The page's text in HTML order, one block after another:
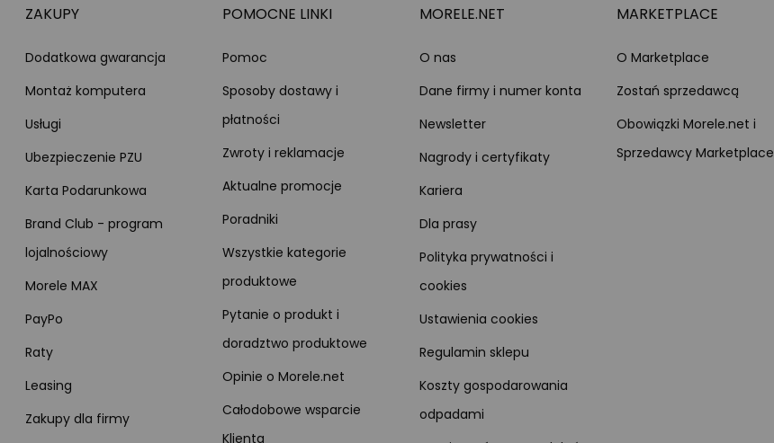
ZAKUPY
Dodatkowa gwarancja
Montaż komputera
Usługi
Ubezpieczenie PZU
Karta Podarunkowa
Brand Club - program
lojalnościowy
Morele MAX
PayPo
Raty
Leasing
Zakupy dla firmy
POMOCNE LINKI
Pomoc
Sposoby dostawy i
płatności
Zwroty i reklamacje
Aktualne promocje
Poradniki
Wszystkie kategorie
produktowe
Pytanie o produkt i
doradztwo produktowe
Opinie o Morele.net
Całodobowe wsparcie
Klienta
MORELE.NET
O nas
Dane firmy i numer konta
Newsletter
Nagrody i certyfikaty
Kariera
Dla prasy
Polityka prywatności i
cookies
Ustawienia cookies
Regulamin sklepu
Koszty gospodarowania
odpadami
MARKETPLACE
O Marketplace
Zostań sprzedawcą
Obowiązki Morele.net i
Sprzedawcy Marketplace